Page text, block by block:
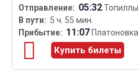
05:32Топиллы
5 ч. 55 мин.
11:07 Платоновка
Купить билеты